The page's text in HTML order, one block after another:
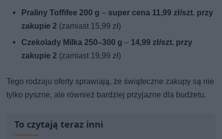
Praliny Toffifee 200 g – super cena 11,99 zł/szt. przy
zakupie 2 (zamiast 15,99 zł)
Czekolady Milka 250–300 g – 14,99 zł/szt. przy
zakupie 2 (zamiast 19,99 zł)
Tego rodzaju oferty sprawiają, że świąteczne zakupy są nie
tylko pyszne, ale również bardziej przyjazne dla budżetu.
To czytają teraz inni